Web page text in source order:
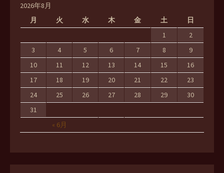
2026年8月
月
火 水 木 金 土 日
« 6月
1
2
3
4 5 6 7 8
9
10
11 12 13 14 15
16
17
18 19 20 21 22
23
24
25 26 27 28 29
30
31